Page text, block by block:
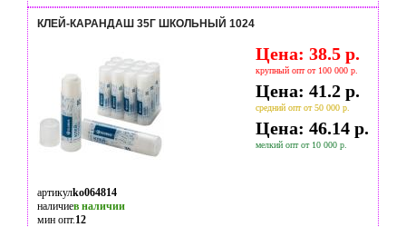
КЛЕЙ-КАРАНДАШ 35Г ШКОЛЬНЫЙ 1024
Цена: 38.5 р.
крупный опт от 100 000 р.
Цена: 41.2 р.
средний опт от 50 000 р.
Цена: 46.14 р.
мелкий опт от 10 000 р.
артикулko064814
наличиев наличии
мин опт.12